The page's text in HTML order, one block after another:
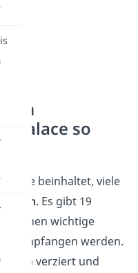
Palace so
Palace beinhaltet, viele
. Es gibt 19
in denen wichtige
empfangen werden.
reich verziert und